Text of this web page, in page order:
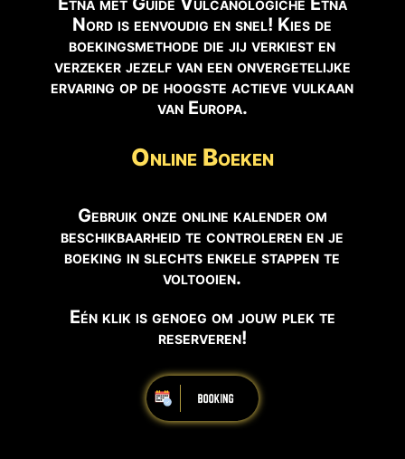
Nord is eenvoudig en snel! Kies de
boekingsmethode die jij verkiest en
verzeker jezelf van een onvergetelijke
ervaring op de hoogste actieve vulkaan
van Europa.
Online Boeken
Gebruik onze online kalender om
beschikbaarheid te controleren en je
boeking in slechts enkele stappen te
voltooien.
Eén klik is genoeg om jouw plek te
reserveren!